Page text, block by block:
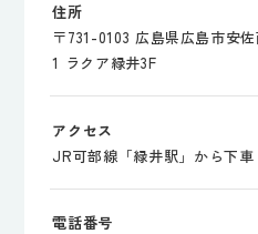
住所
〒731-0103 広島県広島市安
1 ラクア緑井3F
アクセス
JR可部線「緑井駅」から下車
電話番号